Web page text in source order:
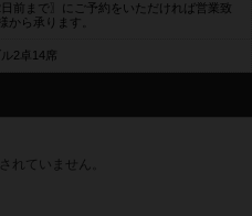
前まで〗にご予約をいただければ営業致
から承ります。
2卓14席
れていません。